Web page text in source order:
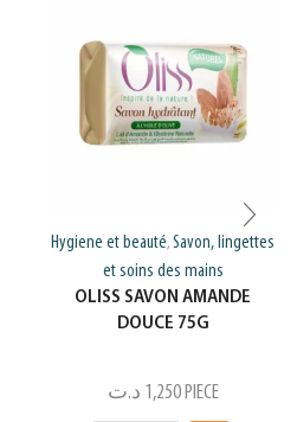
Hygiene et beauté,Savon, lingettes
et soins des mains
OLISS SAVON AMANDE
DOUCE 75G
1,250 د.ت PIECE